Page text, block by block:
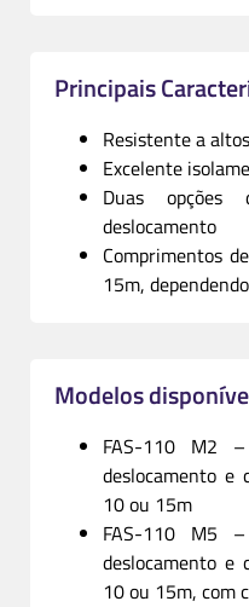
Principais
Resistente a
Excelente
Duas opções
deslocamento
Comprimentos
15m,
Modelos
FAS-110 M2
deslocamento e
10 ou 15m
FAS-110 M5
deslocamento e
10 ou 15m, com